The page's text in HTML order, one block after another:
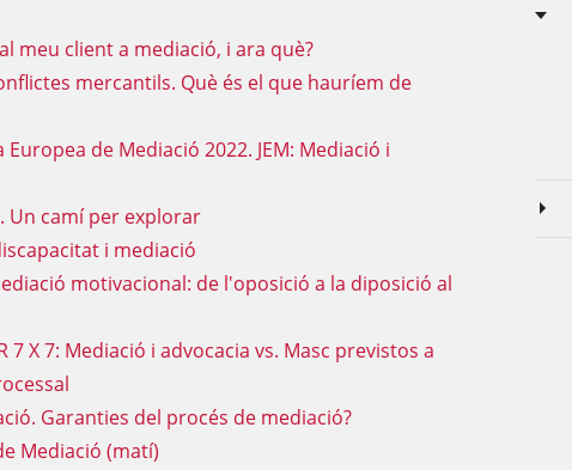
meu client a mediació, i ara què?
mercantils. Què és el que hauríem de
Europea de Mediació 2022. JEM: Mediació i
Un camí per explorar
i mediació
motivacional: de l'oposició a la diposició al
7 X 7: Mediació i advocacia vs. Masc previstos a
Garanties del procés de mediació?
Mediació (matí)